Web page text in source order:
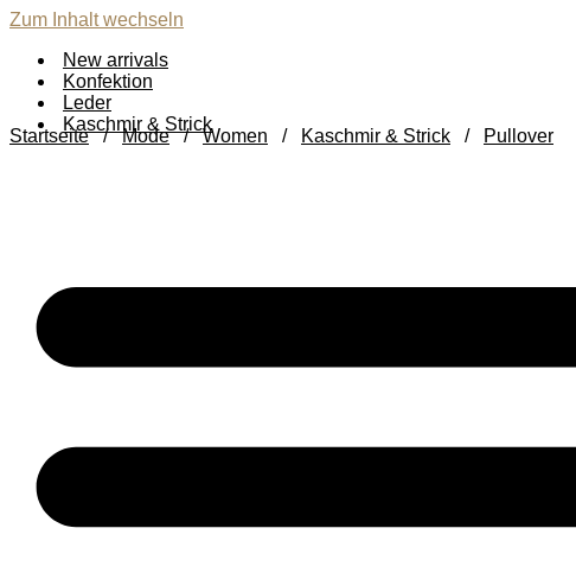
Zum Inhalt wechseln
New arrivals
Konfektion
Leder
Kaschmir & Strick
Startseite / Mode / Women / Kaschmir & Strick / Pullover